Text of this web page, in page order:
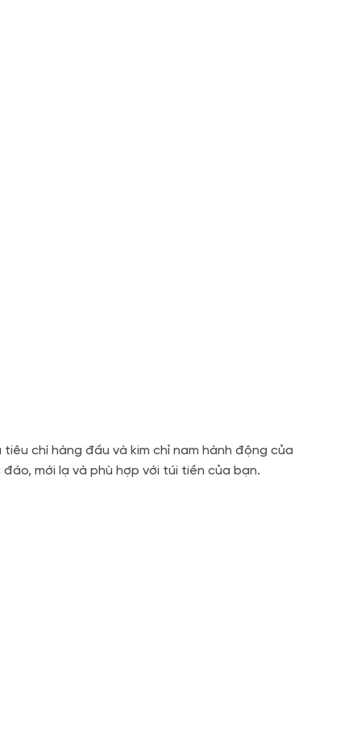
chí hàng đầu và kim chỉ nam hành động của
mới lạ và phù hợp với túi tiền của bạn.